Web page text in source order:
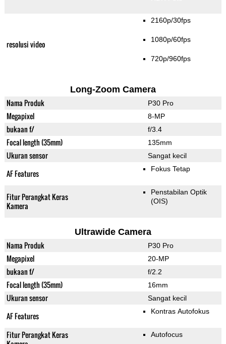
resolusi video
2160p/30fps
1080p/60fps
720p/960fps
Long-Zoom Camera
Nama Produk P30 Pro
Megapixel 8-MP
bukaan f/ f/3.4
Focal length (35mm) 135mm
Ukuran sensor Sangat kecil
AF Features Fokus Tetap
Fitur Perangkat Keras
Kamera
Penstabilan Optik
(OIS)
Ultrawide Camera
Nama Produk P30 Pro
Megapixel 20-MP
bukaan f/ f/2.2
Focal length (35mm) 16mm
Ukuran sensor Sangat kecil
AF Features Kontras Autofokus
Fitur Perangkat Keras
Autofocus